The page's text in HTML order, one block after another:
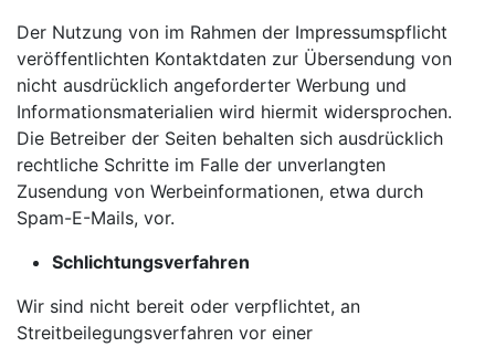
Der Nutzung von im Rahmen der Impressumspflicht
veröffentlichten Kontaktdaten zur Übersendung von
nicht ausdrücklich angeforderter Werbung und
Informationsmaterialien wird hiermit widersprochen.
Die Betreiber der Seiten behalten sich ausdrücklich
rechtliche Schritte im Falle der unverlangten
Zusendung von Werbeinformationen, etwa durch
Spam-E-Mails, vor.
Schlichtungsverfahren
Wir sind nicht bereit oder verpflichtet, an
Streitbeilegungsverfahren vor einer